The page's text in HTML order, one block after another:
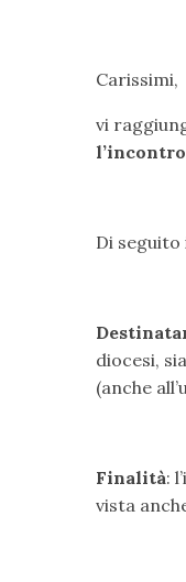
Carissimi,
vi
Di seguito
diocesi,
(anche
Finalità:
vista